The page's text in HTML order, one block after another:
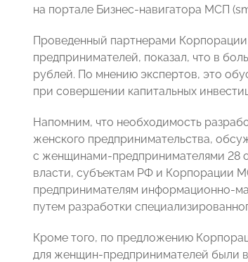
на портале Бизнес-навигатора МСП
Проведенный партнерами
предпринимателей, показал, что в
рублей. По мнению экспертов, это
при совершении капитальных
Напомним, что необходимость
женского предпринимательства,
с женщинами-предпринимателями 28
власти, субъектам РФ и Корпорации
предпринимателям информационно-
путем разработки
Кроме того, по предложению
для женщин-предпринимателей были